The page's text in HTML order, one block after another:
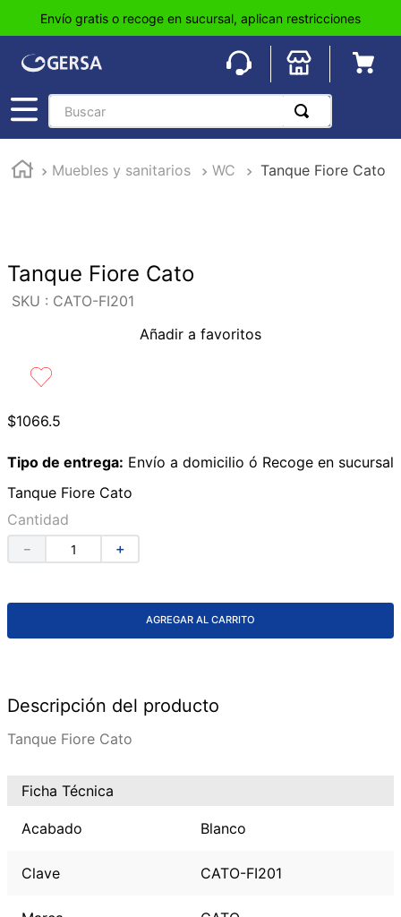
Envío gratis o recoge en sucursal, aplican restricciones
Buscar
Muebles y sanitarios WC Tanque Fiore Cato
Tanque Fiore Cato
: CATO-FI201
Añadir a favoritos
$1066.5
Tipo de entrega: Envío a domicilio ó Recoge en sucursal
Tanque Fiore Cato
Cantidad
＋
－
AGREGAR AL CARRITO
Descripción del producto
Tanque Fiore Cato
Ficha Técnica
Acabado Blanco
Clave CATO-FI201
1.
pisos
4.
piso
5.
lavabo
10. lavabos